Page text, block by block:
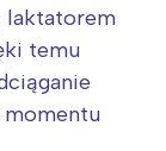
laktatorem
temu